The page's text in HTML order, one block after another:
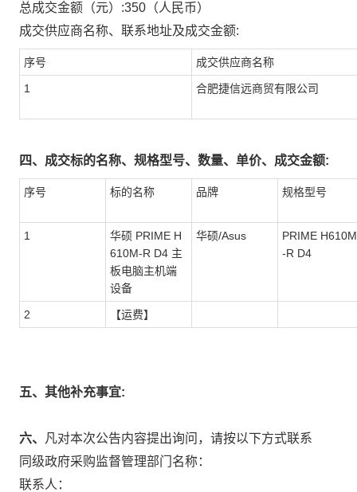
总成交金额（元）:350 （人民币）
成交供应商名称、联系地址及成交金额:
序号 成交供应商名称
1 合肥捷信远商贸有限公司
四、成交标的名称、规格型号、数量、单价、成交金额:
序号 标的名称 品牌 规格型号
1
华硕 PRIME H
610M-R D4 主
板电脑主机端
设备
华硕/Asus
PRIME H610M
-R D4
2 【运费】
五、其他补充事宜:
六、
凡对本次公告内容提出询问，请按以下方式联系
同级政府采购监督管理部门名称：
联系人：